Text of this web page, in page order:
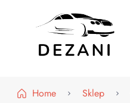
Home
Sklep